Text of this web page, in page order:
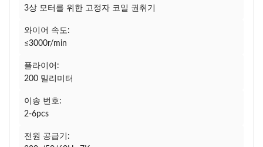
3상 모터를 위한 고정자 코일 권취기
와이어 속도:
≤3000r/min
플라이어:
200 밀리미터
이송 번호:
2-6pcs
전원 공급기: